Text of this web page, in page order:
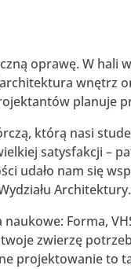
oprawę. W hali
wnętrz
planuje
którą nasi
satysfakcji –
udało nam się
Architektury.
Forma,
zwierzę
projektowanie to